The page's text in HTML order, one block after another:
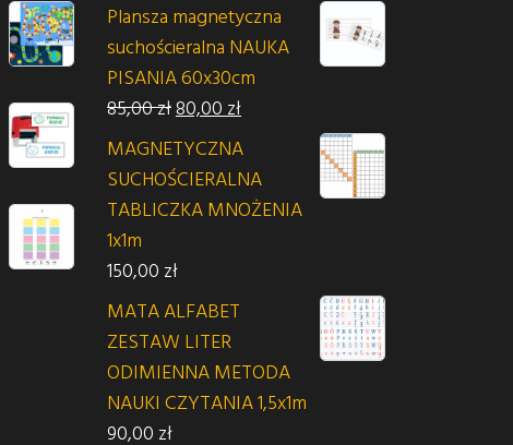
Plansza magnetyczna
suchościeralna NAUKA
PISANIA 60x30cm
85,00złPierwotna cena wynosiła: 85,00 zł.
80,00 złAktualna cena wynosi: 80,00 zł.
MAGNETYCZNA
SUCHOŚCIERALNA
TABLICZKA MNOŻENIA
1x1m
150,00 zł
MATA ALFABET
ZESTAW LITER
ODIMIENNA METODA
NAUKI CZYTANIA 1,5x1m
90,00 zł